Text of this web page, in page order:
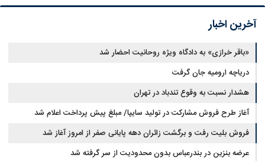
آخرین اخبار
«باقر خرازی» به دادگاه ویژه روحانیت احضار شد
دریاچه ارومیه جان گرفت
هشدار نسبت به وقوع تندباد در تهران
آغاز طرح فروش مشارکت در تولید سایپا/ مبلغ پیش پرداخت اعلام شد
فروش بلیت رفت و برگشت زائران دهه پایانی صفر از امروز آغاز شد
عرضه بنزین در بندرعباس بدون محدودیت از سر گرفته شد